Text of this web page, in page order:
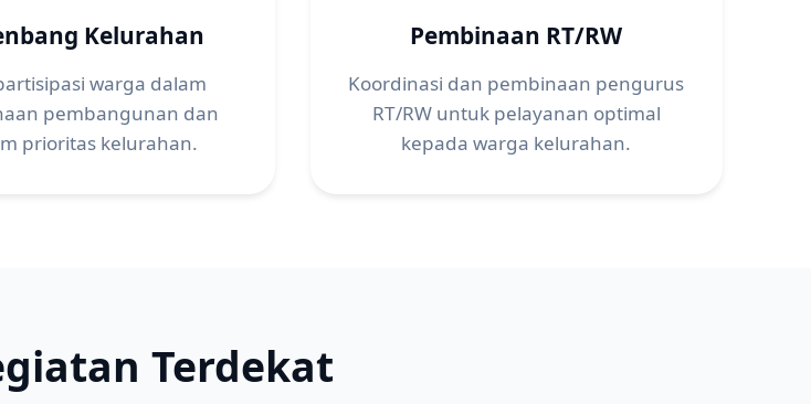
Kelurahan
warga dalam
pembangunan dan
prioritas kelurahan.
Pembinaan RT/RW
Koordinasi dan pembinaan pengurus
RT/RW untuk pelayanan optimal
kepada warga kelurahan.
Terdekat